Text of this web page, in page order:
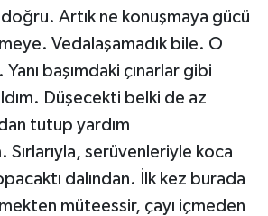
Artık ne konuşmaya gücü
Vedalaşamadık bile. O
başımdaki çınarlar gibi
Düşecekti belki de az
tutup yardım
serüvenleriyle koca
dalından. İlk kez burada
müteessir, çayı içmeden